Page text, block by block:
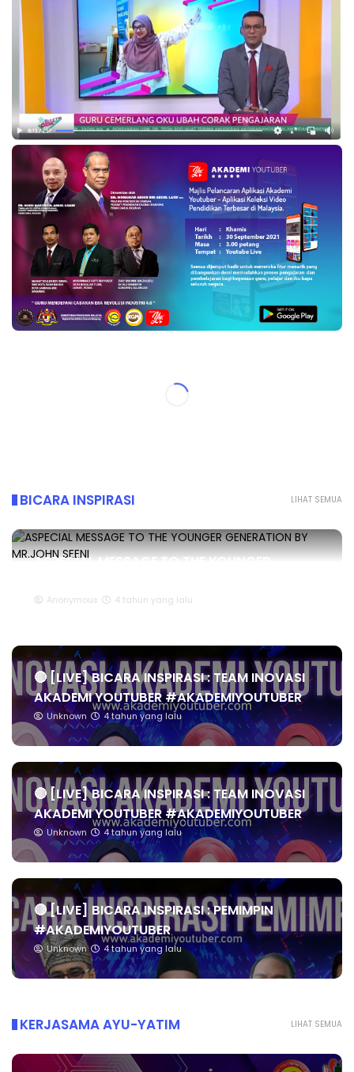
LIHAT SEMUA
BICARA INSPIRASI
ASPECIAL MESSAGE TO THE YOUNGER
Anonymous 4 tahun yang lalu
🔴 [LIVE] BICARA INSPIRASI : TEAM INOVASI
AKADEMI YOUTUBER #AKADEMIYOUTUBER
Unknown 4 tahun yang lalu
🔴 [LIVE] BICARA INSPIRASI : TEAM INOVASI
AKADEMI YOUTUBER #AKADEMIYOUTUBER
Unknown 4 tahun yang lalu
🔴 [LIVE] BICARA INSPIRASI : PEMIMPIN
#AKADEMIYOUTUBER
Unknown 4 tahun yang lalu
LIHAT SEMUA
KERJASAMA AYU-YATIM